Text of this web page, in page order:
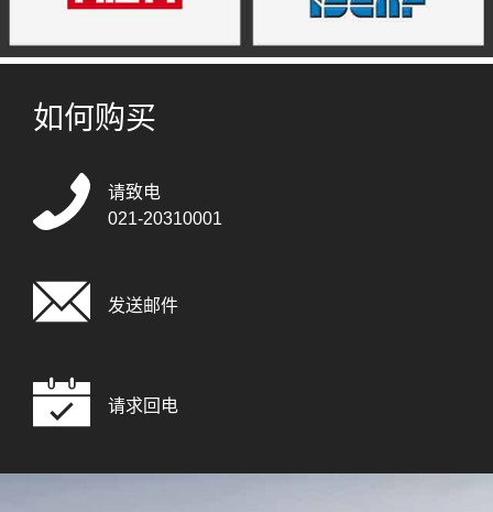
如何购买
请致电
021-20310001
发送邮件
请求回电